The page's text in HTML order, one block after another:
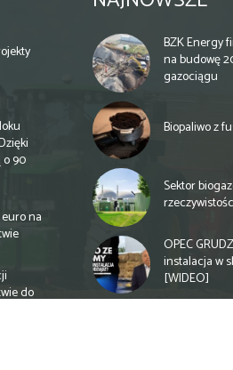
90
na
do
BZK Energy
na budowę
gazociągu
Biopaliwo z
Sektor
OPEC
instalacja w
[WIDEO]